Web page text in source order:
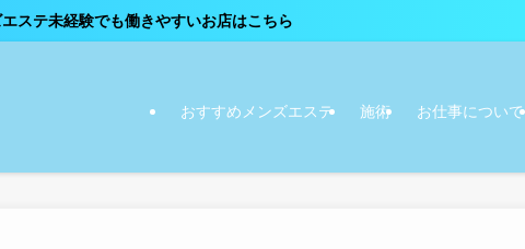
やすいお店はこちら
おすすめメンズエステ 施術 お仕事について